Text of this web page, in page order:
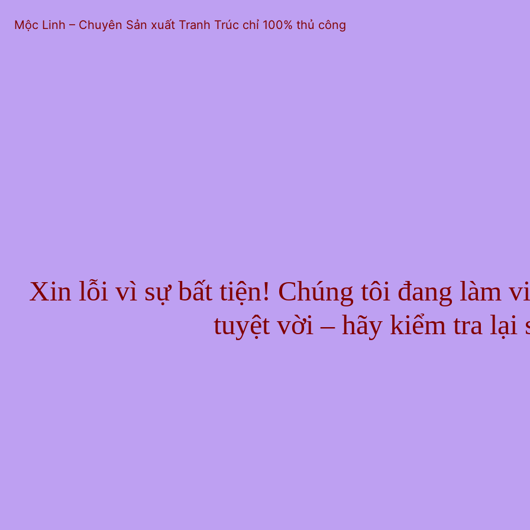
Mộc Linh – Chuyên Sản xuất Tranh Trúc chỉ 100% thủ công
Xin lỗi vì sự bất tiện! Chúng tôi đang làm
tuyệt vời – hãy kiểm tra lại